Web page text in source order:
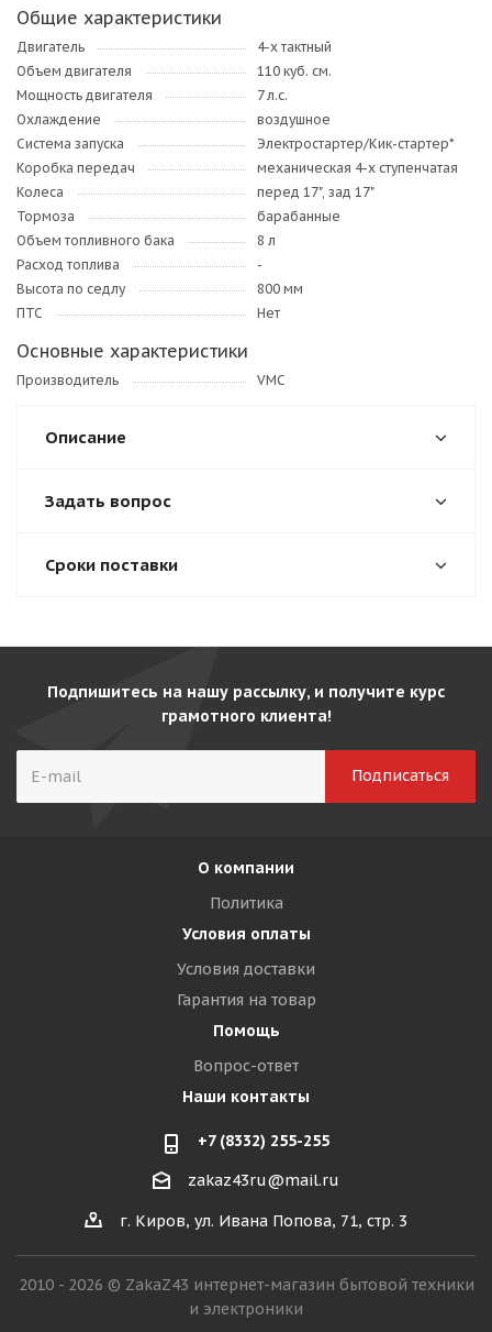
Общие характеристики
Двигатель
4-х тактный
Объем двигателя
110 куб. см.
Мощность двигателя
7 л.с.
Охлаждение
воздушное
Система запуска
Электростартер/Кик-стартер*
Коробка передач
механическая 4-х ступенчатая
Колеса
перед 17", зад 17"
Тормоза
барабанные
Объем топливного бака
8 л
Расход топлива
-
Высота по седлу
800 мм
ПТС
Нет
Основные характеристики
Производитель VMC
Описание
Задать вопрос
Сроки поставки
Подпишитесь на нашу рассылку, и получите курс
грамотного клиента!
О компании
Политика
Условия оплаты
Условия доставки
Гарантия на товар
Помощь
Вопрос-ответ
Наши контакты
+7 (8332) 255-255
zakaz43ru@mail.ru
г. Киров, ул. Ивана Попова, 71, стр. 3
2010 - 2026 © ZakaZ43 интернет-магазин бытовой техники
и электроники